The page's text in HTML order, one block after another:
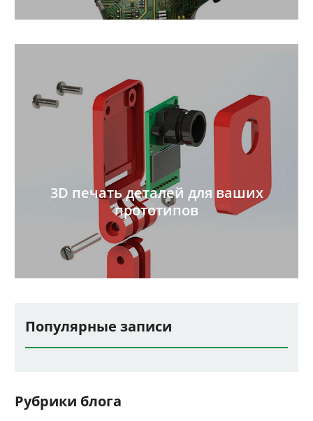
3D печать деталей для ваших
прототипов
Популярные записи
Рубрики блога